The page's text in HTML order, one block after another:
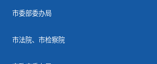
市委部委办局
市法院、市检察院